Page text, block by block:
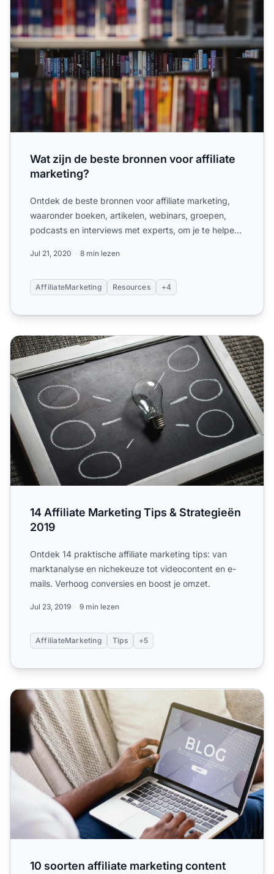
Wat zijn de beste bronnen voor affiliate
marketing?
Ontdek de beste bronnen voor affiliate marketing,
waaronder boeken, artikelen, webinars, groepen,
podcasts en interviews met experts, om je te helpen
Jul 21, 2020 8 min lezen
AffiliateMarketing Resources +4
14 Affiliate Marketing Tips & Strategieën 2019
14 Affiliate Marketing Tips & Strategieën
2019
Ontdek 14 praktische affiliate marketing tips: van
marktanalyse en nichekeuze tot videocontent en e-
mails. Verhoog conversies en boost je omzet.
Jul 23, 2019 9 min lezen
AffiliateMarketing Tips +5
10 soorten affiliate marketing content 2026
10 soorten affiliate marketing content